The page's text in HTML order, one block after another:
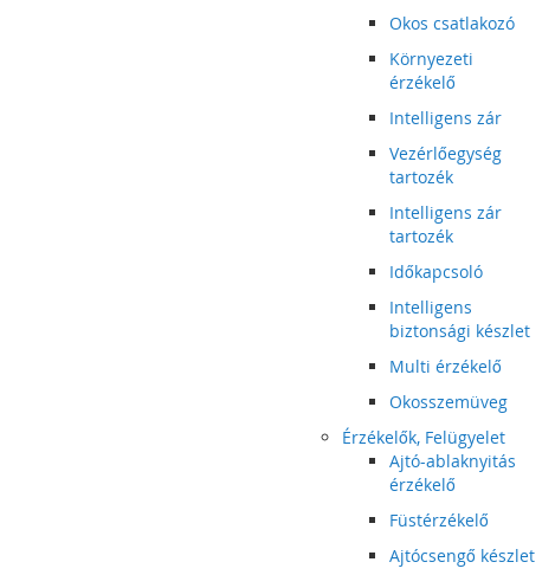
Okos csatlakozó
Környezeti
érzékelő
Intelligens zár
Vezérlőegység
tartozék
Intelligens zár
tartozék
Időkapcsoló
Intelligens
biztonsági készlet
Multi érzékelő
Okosszemüveg
Érzékelők, Felügyelet
Ajtó-ablaknyitás
érzékelő
Füstérzékelő
Ajtócsengő készlet